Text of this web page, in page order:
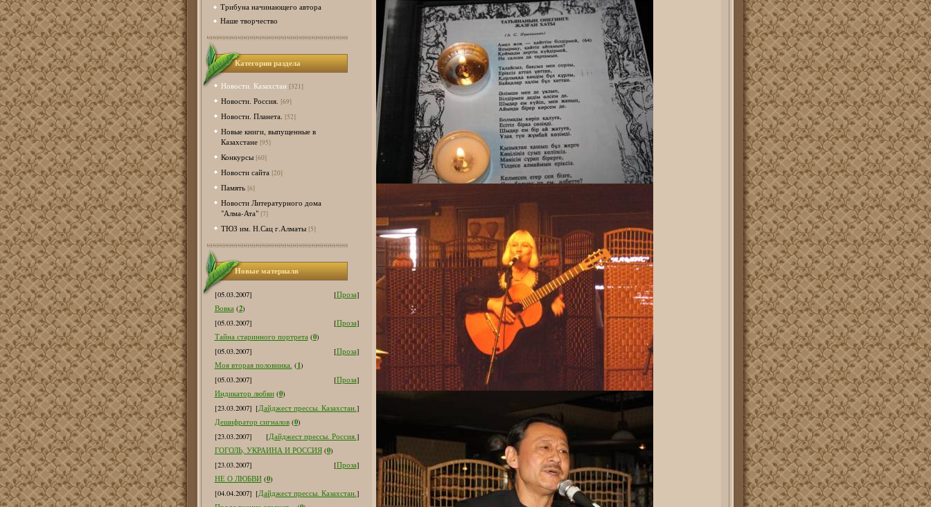
Трибуна начинающего автора
Наше творчество
Категории раздела
Новости. Казахстан [321]
Новости. Россия. [69]
Новости. Планета. [52]
Новые книги, выпущенные в
Казахстане [95]
Конкурсы [60]
Новости сайта [20]
Память [6]
Новости Литературного дома
"Алма-Ата" [7]
ТЮЗ им. Н.Сац г.Алматы [5]
Новые материалв
[05.03.2007] [Проза]
Вовка (2)
[05.03.2007]
[Проза]
Тайна старинного портрета (0)
[05.03.2007]
[Проза]
Моя вторая половинка. (1)
[05.03.2007]
[Проза]
Индикатор любви (0)
[23.03.2007] [Дайджест прессы. Казахстан.]
Дешифратор сигналов (0)
[23.03.2007]
[Дайджест прессы. Россия.]
ГОГОЛЬ, УКРАИНА И РОССИЯ (0)
[23.03.2007]
[Проза]
НЕ О ЛЮБВИ (0)
[04.04.2007] [Дайджест прессы. Казахстан.]